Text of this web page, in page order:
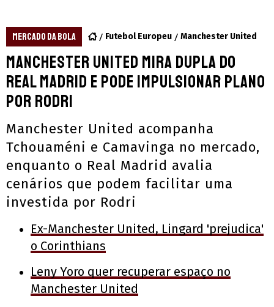
MERCADO DA BOLA Futebol Europeu Manchester United
Manchester United mira dupla do
Real Madrid e pode impulsionar plano
por Rodri
Manchester United acompanha
Tchouaméni e Camavinga no mercado,
enquanto o Real Madrid avalia
cenários que podem facilitar uma
investida por Rodri
Ex-Manchester United, Lingard 'prejudica'
o Corinthians
Leny Yoro quer recuperar espaço no
Manchester United